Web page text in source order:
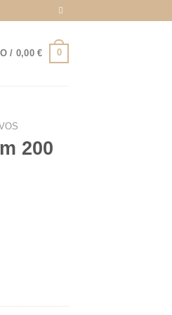
/ 0,00€ 0
200